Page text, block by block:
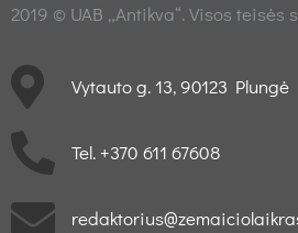
2019 © UAB „Antikva“. Visos teisės
Vytauto g. 13, 90123 Plungė
Tel. +370 611 67608